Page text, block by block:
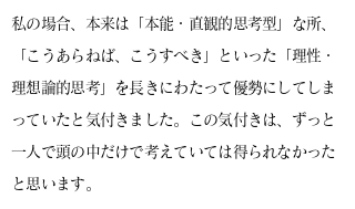
私の場合、本来は「本能・直観的思考型」な所、
「こうあらねば、こうすべき」といった「理性・
理想論的思考」を長きにわたって優勢にしてしま
っていたと気付きました。この気付きは、ずっと
一人で頭の中だけで考えていては得られなかった
と思います。